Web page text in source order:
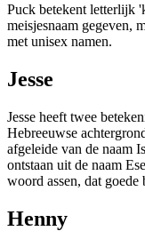
Puck betekent letterlijk
meisjesnaam gegeven,
met unisex namen.
Jesse
Jesse heeft twee
Hebreeuwse
afgeleide van de naam
ontstaan uit de naam
woord assen, dat goede
Henny